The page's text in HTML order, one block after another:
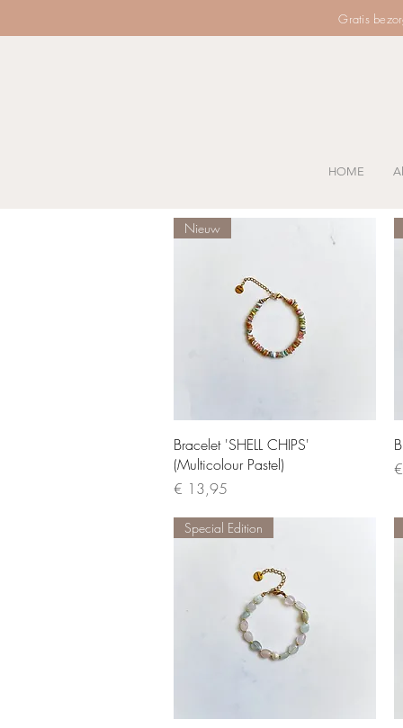
Gratis
HOME All
Quick View
Nieuw
Bracelet 'SHELL CHIPS'
(Multicolour Pastel)
Price
€ 13,95
Special Edition